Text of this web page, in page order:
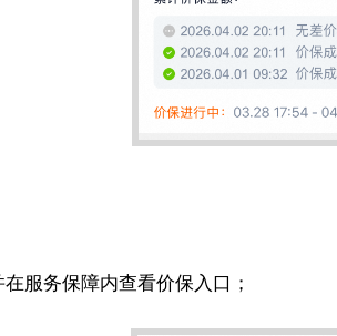
服务保障内查看价保入口；